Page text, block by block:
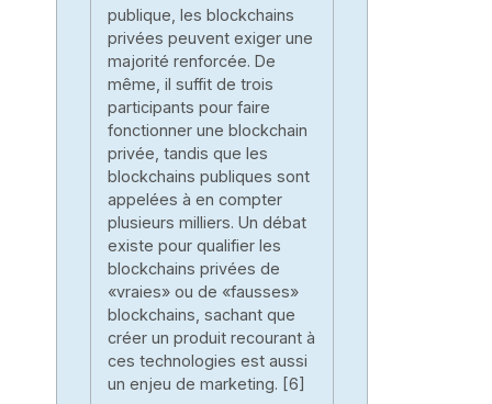
publique, les blockchains
privées peuvent exiger une
majorité renforcée. De
même, il suffit de trois
participants pour faire
fonctionner une blockchain
privée, tandis que les
blockchains publiques sont
appelées à en compter
plusieurs milliers. Un débat
existe pour qualifier les
blockchains privées de
«vraies» ou de «fausses»
blockchains, sachant que
créer un produit recourant à
ces technologies est aussi
un enjeu de marketing. [6]